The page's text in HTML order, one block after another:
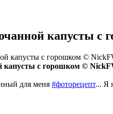
капусты с
капусты с горошком ©
для меня #фоторецепт... Я